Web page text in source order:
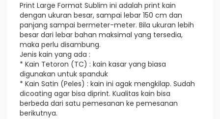
Print Large Format Sublim ini adalah print kain
dengan ukuran besar, sampai lebar 150 cm dan
panjang sampai bermeter-meter. Bila ukuran lebih
besar dari lebar bahan maksimal yang tersedia,
maka perlu disambung.
Jenis kain yang ada :
* Kain Tetoron (TC) : kain kasar yang biasa
digunakan untuk spanduk
* Kain Satin (Peles) : kain ini agak mengkilap. Sudah
dicoating agar bisa diprint. Kualitas kain bisa
berbeda dari satu pemesanan ke pemesanan
berikutnya.